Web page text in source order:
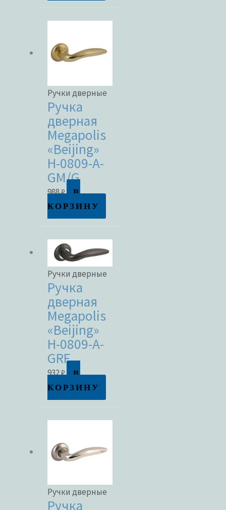
Ручки дверные
Ручка
дверная
Megapolis
«Beijing»
H-0809-A-
GM/G
988₽
В
КОРЗИНУ
Ручки дверные
Ручка
дверная
Megapolis
«Beijing»
H-0809-A-
GRF
932₽
В
КОРЗИНУ
Ручки дверные
Ручка